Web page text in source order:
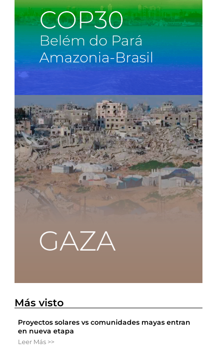
Más visto
Proyectos solares vs comunidades mayas entran
en nueva etapa
Leer Más >>